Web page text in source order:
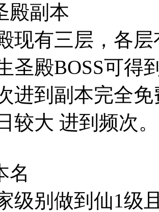
殿副本
现有三层，各
圣殿BOSS可得
进到副本完全
较大 进到频次
名
级别做到仙1级